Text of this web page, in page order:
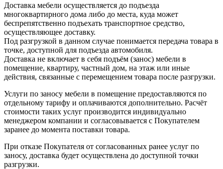
Доставка мебели осуществляется до подъезда
многоквартирного дома либо до места, куда может
беспрепятственно подъехать транспортное средство,
осуществляющее доставку.
Под разгрузкой в данном случае понимается передача товара в
точке, доступной для подъезда автомобиля.
Доставка не включает в себя подъём (занос) мебели в
помещение, квартиру, частный дом, на этаж или иные
действия, связанные с перемещением товара после разгрузки.
Услуги по заносу мебели в помещение предоставляются по
отдельному тарифу и оплачиваются дополнительно. Расчёт
стоимости таких услуг производится индивидуально
менеджером компании и согласовывается с Покупателем
заранее до момента поставки товара.
При отказе Покупателя от согласованных ранее услуг по
заносу, доставка будет осуществлена до доступной точки
разгрузки.